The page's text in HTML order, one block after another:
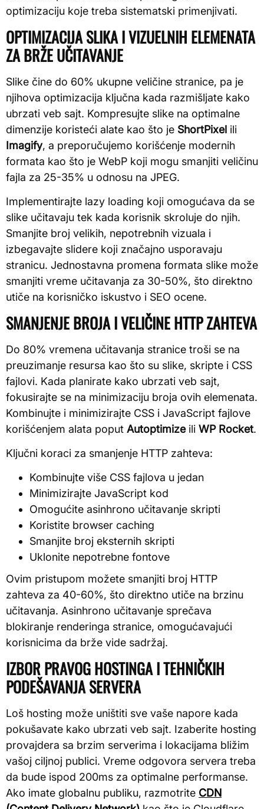
optimizaciju koje treba sistematski primenjivati.
OPTIMIZACIJA SLIKA I VIZUELNIH ELEMENATA
ZA BRŽE UČITAVANJE
Slike čine do 60% ukupne veličine stranice, pa je
njihova optimizacija ključna kada razmišljate kako
ubrzati veb sajt. Kompresujte slike na optimalne
dimenzije koristeći alate kao što je ShortPixel ili
Imagify, a preporučujemo korišćenje modernih
formata kao što je WebP koji mogu smanjiti veličinu
fajla za 25-35% u odnosu na JPEG.
Implementirajte lazy loading koji omogućava da se
slike učitavaju tek kada korisnik skroluje do njih.
Smanjite broj velikih, nepotrebnih vizuala i
izbegavajte slidere koji značajno usporavaju
stranicu. Jednostavna promena formata slike može
smanjiti vreme učitavanja za 30-50%, što direktno
utiče na korisničko iskustvo i SEO ocene.
SMANJENJE BROJA I VELIČINE HTTP ZAHTEVA
Do 80% vremena učitavanja stranice troši se na
preuzimanje resursa kao što su slike, skripte i CSS
fajlovi. Kada planirate kako ubrzati veb sajt,
fokusirajte se na minimizaciju broja ovih elemenata.
Kombinujte i minimizirajte CSS i JavaScript fajlove
korišćenjem alata poput Autoptimizeili WP Rocket.
Ključni koraci za smanjenje HTTP zahteva:
Kombinujte više CSS fajlova u jedan
Minimizirajte JavaScript kod
Omogućite asinhrono učitavanje skripti
Koristite browser caching
Smanjite broj eksternih skripti
Uklonite nepotrebne fontove
Ovim pristupom možete smanjiti broj HTTP
zahteva za 40-60%, što direktno utiče na brzinu
učitavanja. Asinhrono učitavanje sprečava
blokiranje renderinga stranice, omogućavajući
korisnicima da brže vide sadržaj.
IZBOR PRAVOG HOSTINGA I TEHNIČKIH
PODEŠAVANJA SERVERA
Loš hosting može uništiti sve vaše napore kada
pokušavate kako ubrzati veb sajt. Izaberite hosting
provajdera sa brzim serverima i lokacijama bližim
vašoj ciljnoj publici. Vreme odgovora servera treba
da bude ispod 200ms za optimalne performanse.
Ako imate globalnu publiku, razmotrite CDN